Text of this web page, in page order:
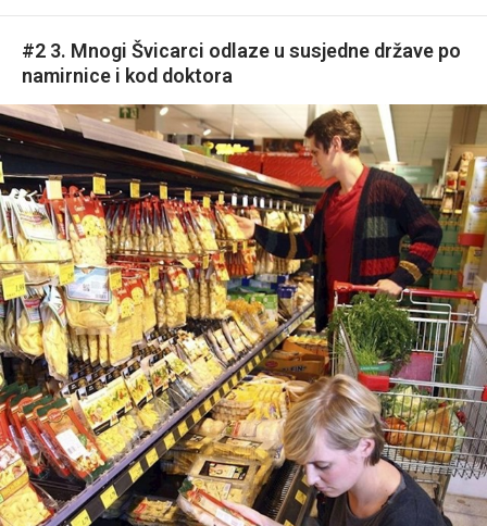
#2 3. Mnogi Švicarci odlaze u susjedne države po
namirnice i kod doktora